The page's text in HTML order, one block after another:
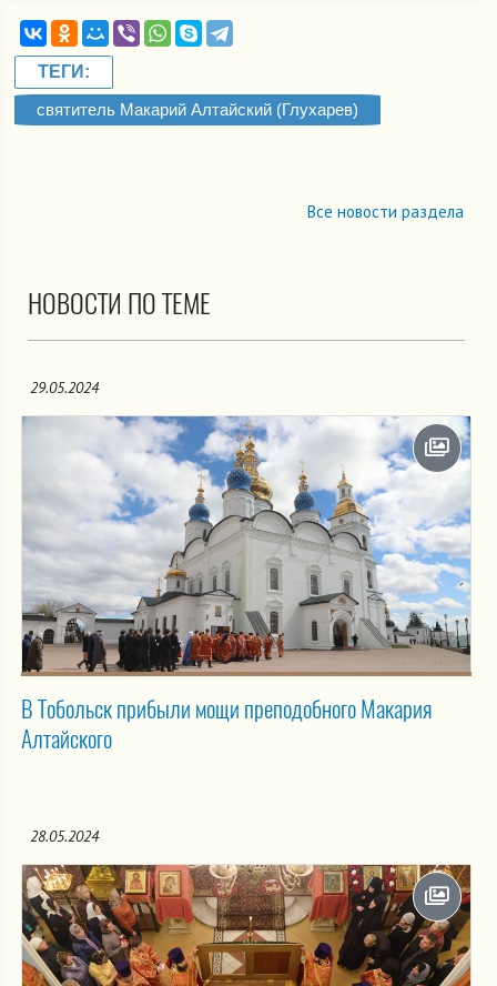
ТЕГИ:
святитель Макарий Алтайский (Глухарев)
Все новости раздела
НОВОСТИ ПО ТЕМЕ
29.05.2024
В Тобольск прибыли мощи преподобного Макария
Алтайского
28.05.2024